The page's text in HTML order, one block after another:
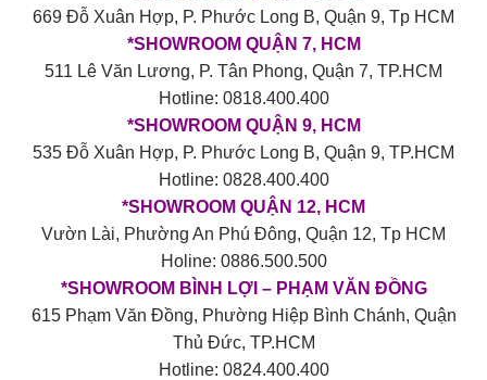
669 Đỗ Xuân Hợp, P. Phước Long B, Quận 9, Tp HCM
*SHOWROOM QUẬN 7, HCM
511 Lê Văn Lương, P. Tân Phong, Quận 7, TP.HCM
Hotline: 0818.400.400
*SHOWROOM QUẬN 9, HCM
535 Đỗ Xuân Hợp, P. Phước Long B, Quận 9, TP.HCM
Hotline: 0828.400.400
*SHOWROOM QUẬN 12, HCM
Vườn Lài, Phường An Phú Đông, Quận 12, Tp HCM
Holine: 0886.500.500
*SHOWROOM BÌNH LỢI – PHẠM VĂN ĐỒNG
615 Phạm Văn Đồng, Phường Hiệp Bình Chánh, Quận
Thủ Đức, TP.HCM
Hotline: 0824.400.400